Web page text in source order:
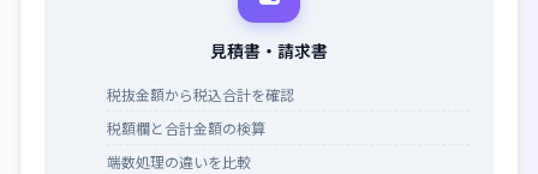
見積書・請求書
税抜金額から税込合計を確認
税額欄と合計金額の検算
端数処理の違いを比較